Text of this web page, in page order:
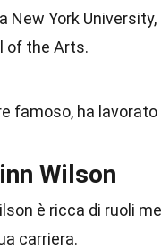
New York
of the Arts.
famoso, ha
Wilson
è ricca di ruoli
carriera.